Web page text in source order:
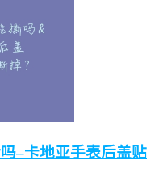
–卡地亚手表后盖贴